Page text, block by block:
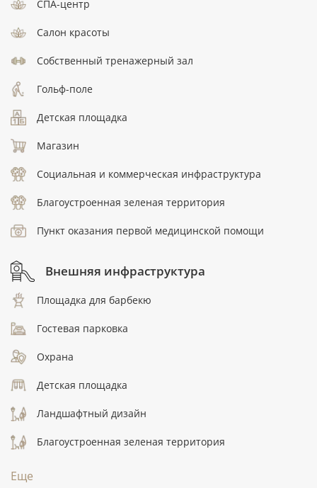
СПА-центр
Салон красоты
Собственный тренажерный зал
Гольф-поле
Детская площадка
Магазин
Социальная и коммерческая инфраструктура
Благоустроенная зеленая территория
Пункт оказания первой медицинской помощи
Внешняя инфраструктура
Площадка для барбекю
Гостевая парковка
Охрана
Детская площадка
Ландшафтный дизайн
Благоустроенная зеленая территория
Еще